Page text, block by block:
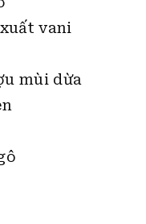
vani
mùi dừa